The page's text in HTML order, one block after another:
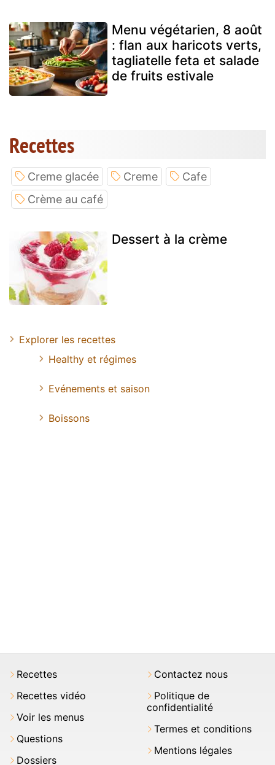
Menu végétarien, 8 août
: flan aux haricots verts,
tagliatelle feta et salade
de fruits estivale
Recettes
Creme glacée Creme
Cafe
Crème au café
Dessert à la crème
Explorer les recettes
Healthy et régimes
Evénements et saison
Boissons
Recettes
Recettes vidéo
Voir les menus
Questions
Dossiers
Contactez nous
Politique de
confidentialité
Termes et conditions
Mentions légales